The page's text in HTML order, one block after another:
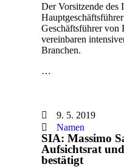
Der Vorsitzende des
Geschäftsführer von
vereinbaren
Branchen.
…
9. 5. 2019
Namen
SIA: Massimo
Aufsichtsrat
bestätigt